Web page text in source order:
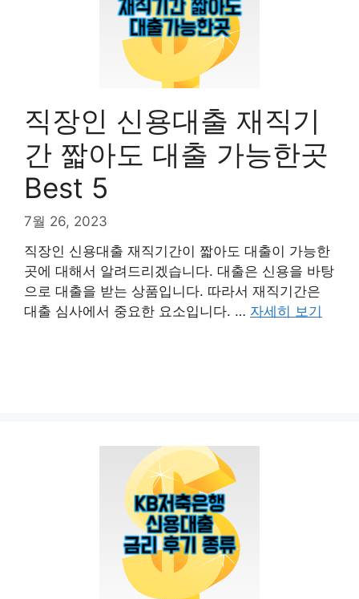
직장인 신용대출 재직기
간 짧아도 대출 가능한곳
Best 5
7월 26, 2023
직장인 신용대출 재직기간이 짧아도 대출이 가능한
곳에 대해서 알려드리겠습니다. 대출은 신용을 바탕
으로 대출을 받는 상품입니다. 따라서 재직기간은
대출 심사에서 중요한 요소입니다. … 자세히 보기